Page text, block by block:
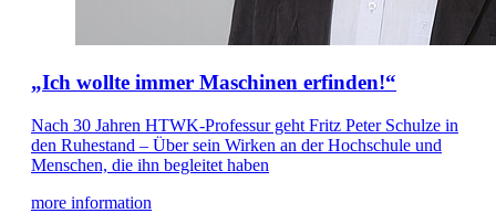
„Ich wollte immer Maschinen erfinden!“
Nach 30 Jahren HTWK-Professur geht Fritz Peter Schulze in
den Ruhestand – Über sein Wirken an der Hochschule und
Menschen, die ihn begleitet haben
more information